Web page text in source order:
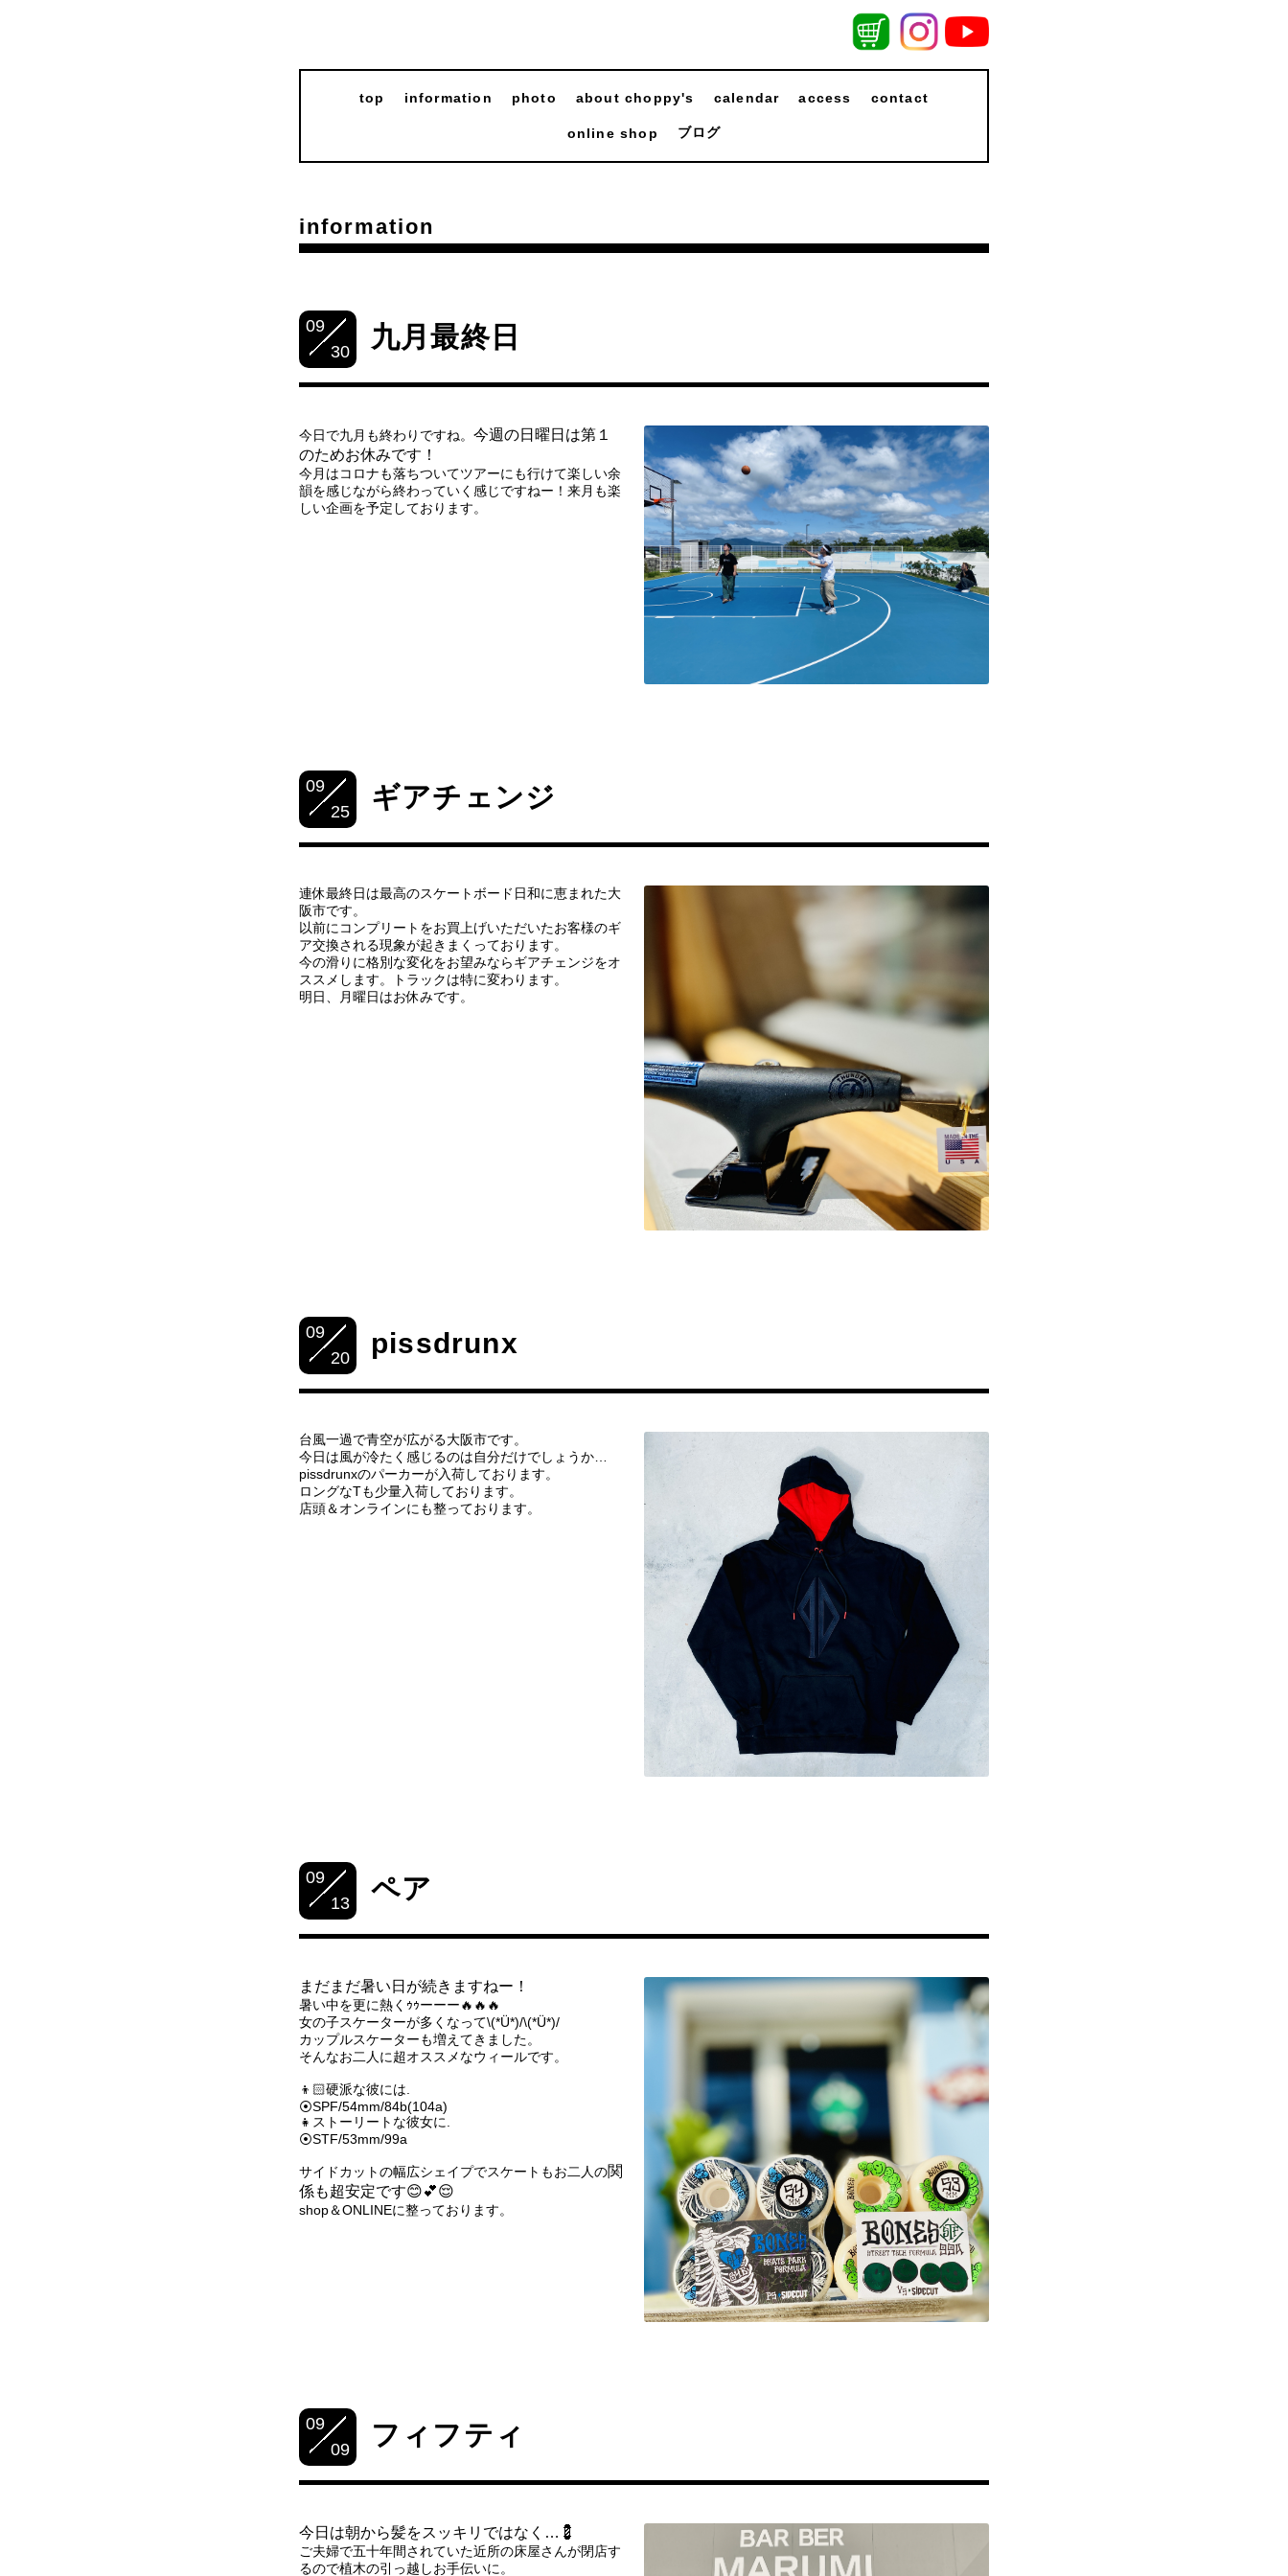
top information photo about choppy's calendar access contact
online shop ブログ
information
09
30
九月最終日
今日で九月も終わりですね。 今週の日曜日は第１
のためお休みです！
今月はコロナも落ちついてツアーにも行けて楽しい余
韻を感じながら終わっていく感じですねー！来月も楽
しい企画を予定しております。
09
25
ギアチェンジ
連休最終日は最高のスケートボード日和に恵まれた大
阪市です。
以前にコンプリートをお買上げいただいたお客様のギ
ア交換される現象が起きまくっております。
今の滑りに格別な変化をお望みならギアチェンジをオ
ススメします。トラックは特に変わります。
明日、月曜日はお休みです。
09
20
pissdrunx
台風一過で青空が広がる大阪市です。
今日は風が冷たく感じるのは自分だけでしょうか…
pissdrunxのパーカーが入荷しております。
ロングなTも少量入荷しております。
店頭＆オンラインにも整っております。
09
13
ペア
まだまだ暑い日が続きますねー！
暑い中を更に熱くｩｩーーー🔥🔥🔥
女の子スケーターが多くなって\(*Ü*)/\(*Ü*)/
カップルスケーターも増えてきました。
そんなお二人に超オススメなウィールです。
👦🏻硬派な彼には.
⦿SPF/54mm/84b(104a)
👧ストーリートな彼女に.
⦿STF/53mm/99a
サイドカットの幅広シェイプでスケートもお二人の関
係も超安定です😊💕😌
shop＆ONLINEに整っております。
09
09
フィフティ
今日は朝から髪をスッキリではなく…💈
ご夫婦で五十年間されていた近所の床屋さんが閉店す
るので植木の引っ越しお手伝いに。